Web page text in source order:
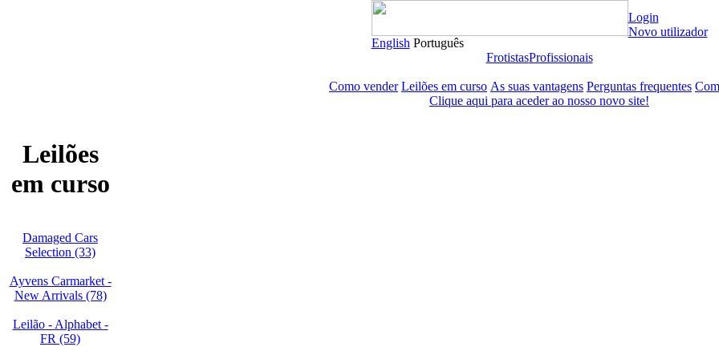
English Português
Login
Novo utilizador
FrotistasProfissionais
Como vender Leilões em curso As suas vantagens Perguntas frequentes
Clique aqui para aceder ao nosso novo site!
Leilões
em curso
Damaged Cars
Selection (33)
Ayvens Carmarket -
New Arrivals (78)
Leilão - Alphabet -
FR (59)